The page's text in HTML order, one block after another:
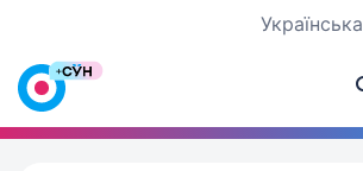
Українська